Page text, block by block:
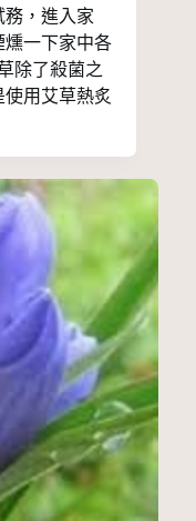
務，進入家
燻一下家中各
除了殺菌之
用艾草熱炙